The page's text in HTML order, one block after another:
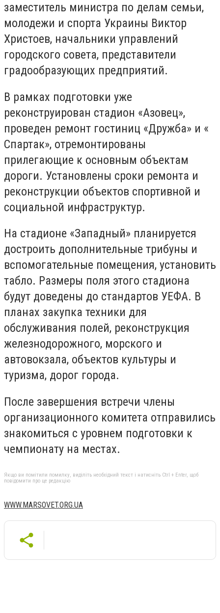
заместитель министра по делам семьи,
молодежи и спорта Украины Виктор
Христоев, начальники управлений
городского совета, представители
градообразующих предприятий.
В рамках подготовки уже
реконструирован стадион «Азовец»,
проведен ремонт гостиниц «Дружба» и «
Спартак», отремонтированы
прилегающие к основным объектам
дороги. Установлены сроки ремонта и
реконструкции объектов спортивной и
социальной инфраструктур.
На стадионе «Западный» планируется
достроить дополнительные трибуны и
вспомогательные помещения, установить
табло. Размеры поля этого стадиона
будут доведены до стандартов УЕФА. В
планах закупка техники для
обслуживания полей, реконструкция
железнодорожного, морского и
автовокзала, объектов культуры и
туризма, дорог города.
После завершения встречи члены
организационного комитета отправились
знакомиться с уровнем подготовки к
чемпионату на местах.
Якщо ви помітили помилку, виділіть необхідний текст і натисніть Ctrl + Enter, щоб
повідомити про це редакцію
WWW.MARSOVET.ORG.UA